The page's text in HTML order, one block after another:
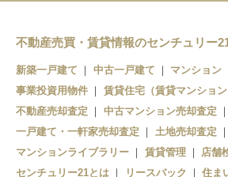
不動産売買・賃貸情報のセンチュリー
新築一戸建て 中古一戸建て マンション
事業投資用物件
賃貸住宅（賃貸マンション
不動産売却査定
中古マンション売却査定
一戸建て・一軒家売却査定
土地売却査定
マンションライブラリー
賃貸管理
店舗
センチュリー21とは
リースバック
住ま